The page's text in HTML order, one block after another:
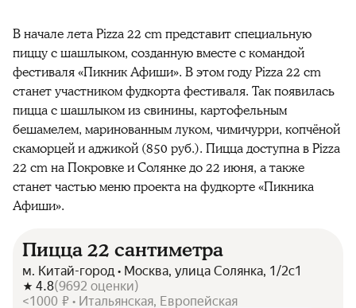
В начале лета Pizza 22 cm представит специальную
пиццу с шашлыком, созданную вместе с командой
фестиваля «Пикник Афиши». В этом году Pizza 22 cm
станет участником фудкорта фестиваля. Так появилась
пицца с шашлыком из свинины, картофельным
бешамелем, маринованным луком, чимичурри, копчёной
скаморцей и аджикой (850 руб.). Пицца доступна в Pizza
22 cm на Покровке и Солянке до 22 июня, а также
станет частью меню проекта на фудкорте «Пикника
Афиши».
Пицца 22 сантиметра
м. Китай-город • Москва, улица Солянка, 1/2с1
4.8(9692 оценки)
<1000 ₽ • Итальянская, Европейская